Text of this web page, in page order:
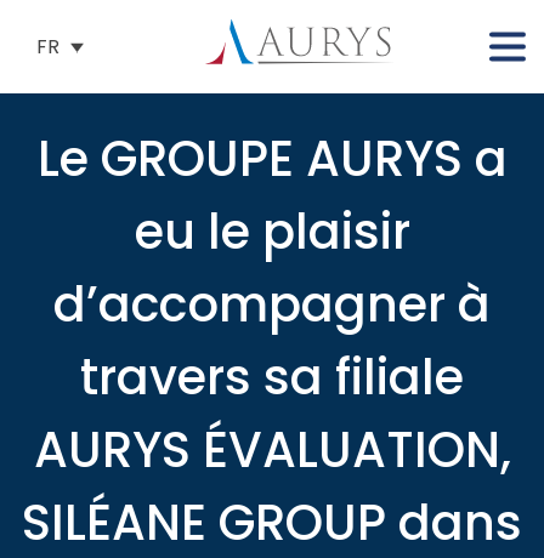
FR
Le GROUPE AURYS a
eu le plaisir
d’accompagner à
travers sa filiale
AURYS ÉVALUATION,
SILÉANE GROUP dans